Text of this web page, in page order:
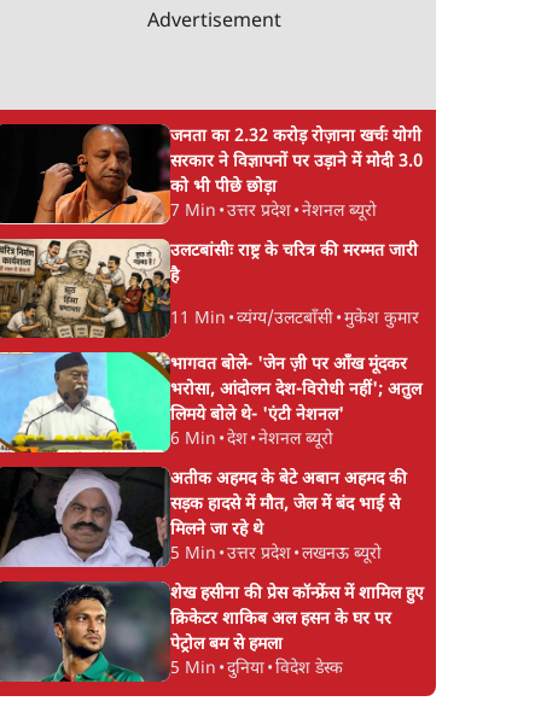
Advertisement
जनता का 2.32 करोड़ रोज़ाना खर्चः योगी
सरकार ने विज्ञापनों पर उड़ाने में मोदी 3.0
को भी पीछे छोड़ा
7 Min •उत्तर प्रदेश•नेशनल ब्यूरो
उलटबांसीः राष्ट्र के चरित्र की मरम्मत जारी
है
11 Min •व्यंग्य/उलटबाँसी•मुकेश कुमार
भागवत बोले- 'जेन ज़ी पर आँख मूंदकर
भरोसा, आंदोलन देश-विरोधी नहीं'; अतुल
लिमये बोले थे- 'एंटी नेशनल'
6 Min •देश•नेशनल ब्यूरो
अतीक अहमद के बेटे अबान अहमद की
सड़क हादसे में मौत, जेल में बंद भाई से
मिलने जा रहे थे
5 Min •उत्तर प्रदेश•लखनऊ ब्यूरो
शेख हसीना की प्रेस कॉन्फ्रेंस में शामिल हुए
क्रिकेटर शाकिब अल हसन के घर पर
पेट्रोल बम से हमला
5 Min •दुनिया•विदेश डेस्क